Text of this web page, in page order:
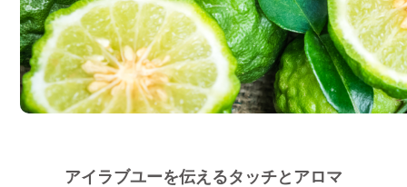
アイラブユーを伝えるタッチとアロマ